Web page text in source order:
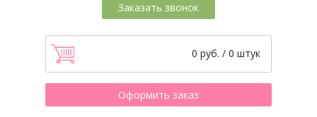
Заказать звонок
0 руб. / 0 штук
Оформить заказ